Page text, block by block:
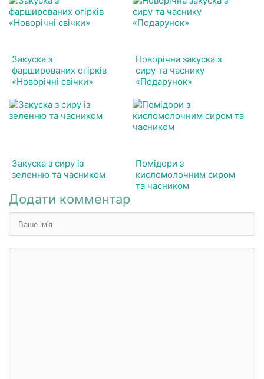
Закуска з
фаршированих огірків
«Новорічні свічки»
Новорічна закуска з
сиру та часнику
«Подарунок»
Закуска з сиру із
зеленню та часником
Помідори з
кисломолочним сиром
та часником
Додати комментар